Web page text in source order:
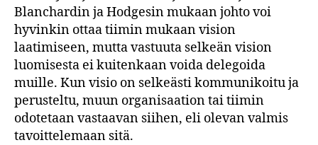
Blanchardin ja Hodgesin mukaan johto voi
hyvinkin ottaa tiimin mukaan vision
laatimiseen, mutta vastuuta selkeän vision
luomisesta ei kuitenkaan voida delegoida
muille. Kun visio on selkeästi kommunikoitu ja
perusteltu, muun organisaation tai tiimin
odotetaan vastaavan siihen, eli olevan valmis
tavoittelemaan sitä.